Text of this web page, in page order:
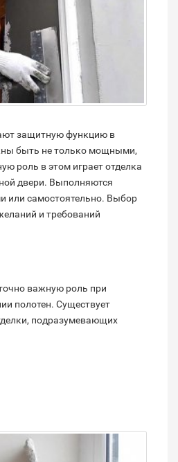
защитную функцию в
быть не только мощными,
роль в этом играет отделка
двери. Выполняются
или самостоятельно. Выбор
и требований
важную роль при
полотен. Существует
подразумевающих